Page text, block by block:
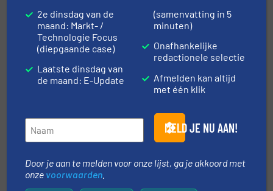
Detectoren
Indicatoren
TOON MEER
Aanbevolen leveranciers:
2e dinsdag van de
maand: Markt- /
Technologie Focus
(diepgaande case)
Laatste dinsdag van
de maand: E-Update
(samenvatting in 5
minuten)
Onafhankelijke
redactionele selectie
Afmelden kan altijd
met één klik
MELD JE NU AAN!
Door je aan te melden voor onze lijst, ga je akkoord met
onze voorwaarden